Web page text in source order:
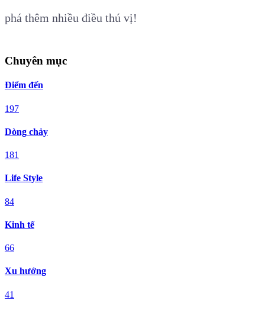
phá thêm nhiều điều thú vị!
Chuyên mục
Điểm đến
197
Dòng chảy
181
Life Style
84
Kinh tế
66
Xu hướng
41